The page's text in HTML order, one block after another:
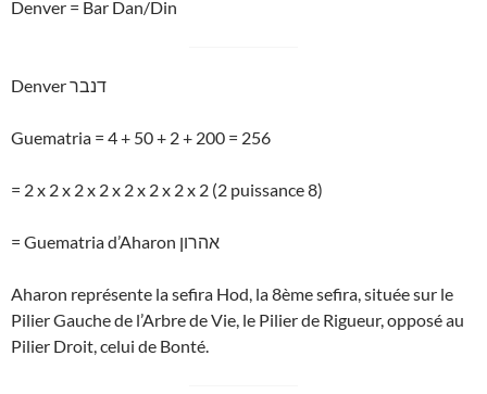
Denver = Bar Dan/Din
Denver דנבר
Guematria = 4 + 50 + 2 + 200 = 256
= 2 x 2 x 2 x 2 x 2 x 2 x 2 x 2 (2 puissance 8)
= Guematria d’Aharon אהרון
Aharon représente la sefira Hod, la 8ème sefira, située sur le
Pilier Gauche de l’Arbre de Vie, le Pilier de Rigueur, opposé au
Pilier Droit, celui de Bonté.